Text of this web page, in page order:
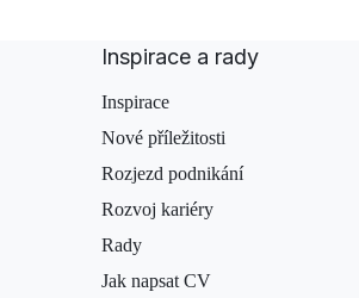
Inspirace a rady
Inspirace
Nové příležitosti
Rozjezd podnikání
Rozvoj kariéry
Rady
Jak napsat CV